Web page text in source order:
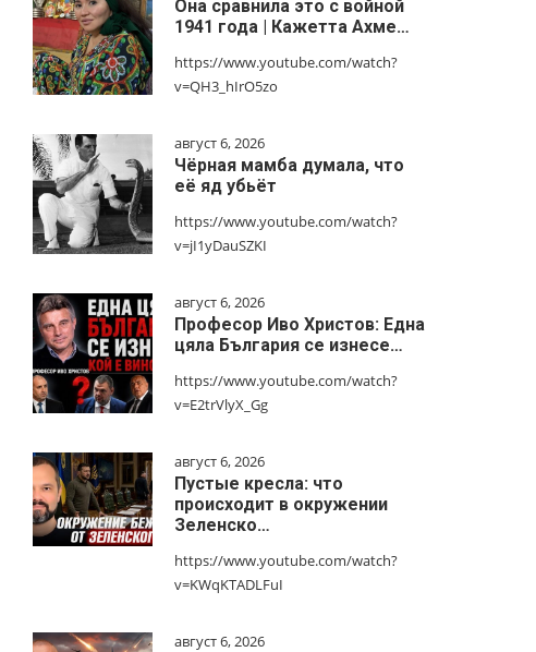
Она сравнила это с войной
1941 года | Кажетта Ахме…
https://www.youtube.com/watch?
v=QH3_hIrO5zo
август 6, 2026
Чёрная мамба думала, что
её яд убьёт
https://www.youtube.com/watch?
v=jI1yDauSZKI
август 6, 2026
Професор Иво Христов: Една
цяла България се изнесе…
https://www.youtube.com/watch?
v=E2trVlyX_Gg
август 6, 2026
Пустые кресла: что
происходит в окружении
Зеленско…
https://www.youtube.com/watch?
v=KWqKTADLFuI
август 6, 2026